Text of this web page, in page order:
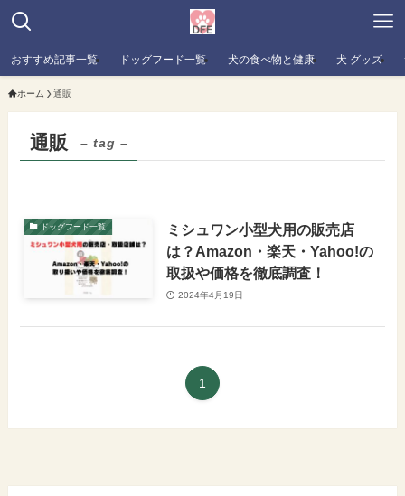
おすすめ記事一覧 ドッグフード一覧 犬の食べ物と健康 犬 グッズ
ホーム 通販
通販 – tag –
ドッグフード一覧
ミシュワン小型犬用の販売店
は？Amazon・楽天・Yahoo!の
取扱や価格を徹底調査！
2024年4月19日
1